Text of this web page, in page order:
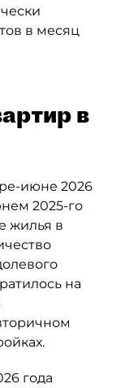
в месяц
в
июне 2026
2025-го
жилья в
на
года